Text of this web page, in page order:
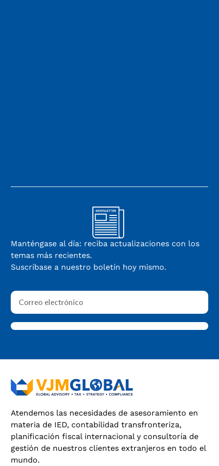
Manténgase al día: reciba actualizaciones con los
temas más recientes.
Suscríbase a nuestro boletín hoy mismo.
Atendemos las necesidades de asesoramiento en
materia de IED, contabilidad transfronteriza,
planificación fiscal internacional y consultoría de
gestión de nuestros clientes extranjeros en todo el
mundo.